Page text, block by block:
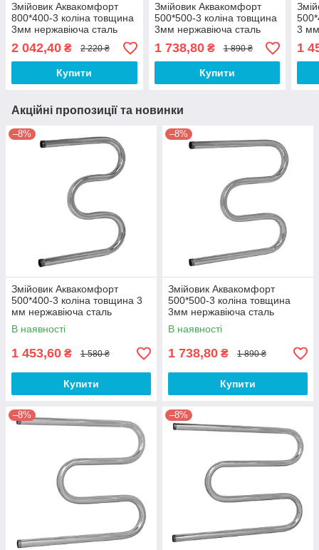
Змійовик Аквакомфорт
800*400-3 коліна товщина
3мм нержавіюча сталь
2 042,40 ₴ 2 220 ₴
Купити
Змійовик Аквакомфорт
500*500-3 коліна товщина
3мм нержавіюча сталь
1 738,80₴ 1 890 ₴
Купити
3 мм
1
Акційні пропозиції та новинки
–8%
Змійовик Аквакомфорт
500*400-3 коліна товщина 3
мм нержавіюча сталь
В наявності
1 453,60 ₴ 1 580 ₴
Купити
–8%
Змійовик Аквакомфорт
500*500-3 коліна товщина
3мм нержавіюча сталь
В наявності
1 738,80 ₴ 1 890 ₴
Купити
–8% –8%